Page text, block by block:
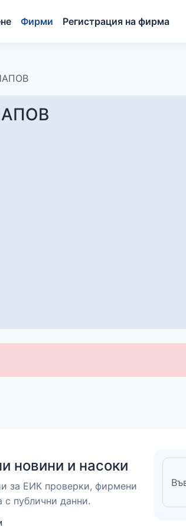
Фирми Регистрация на фирма
новини и насоки
за ЕИК проверки, фирмени
с публични данни.